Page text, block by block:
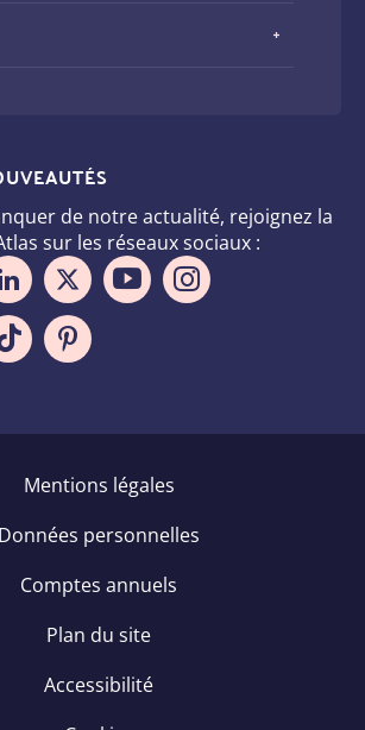
de notre actualité, rejoignez la
sur les réseaux sociaux :
Mentions légales
Données personnelles
Comptes annuels
Plan du site
Accessibilité